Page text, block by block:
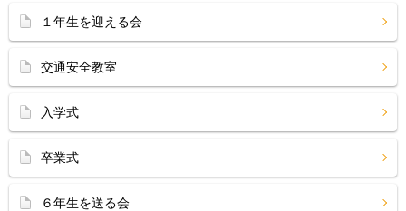
１年生を迎える会
交通安全教室
入学式
卒業式
６年生を送る会